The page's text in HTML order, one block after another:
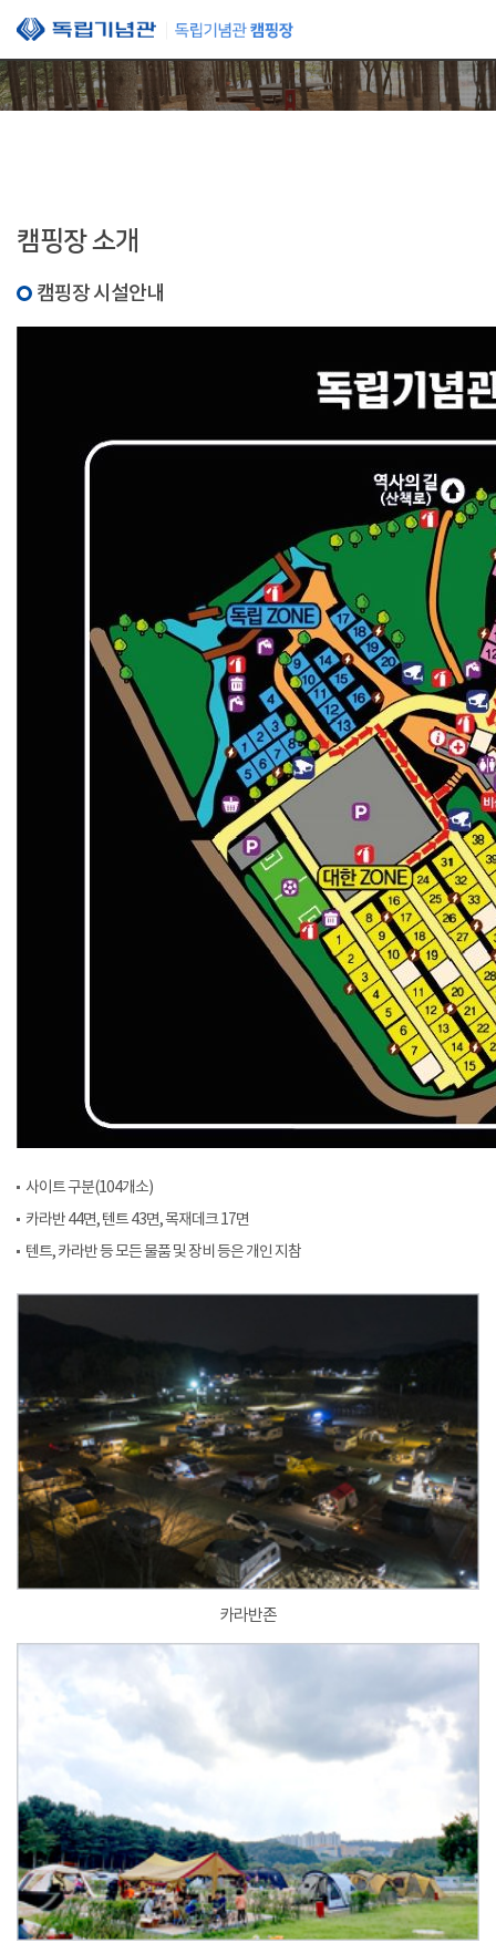
본문 바로가기
캠핑장 소개
캠핑장 시설안내
사이트 구분(104개소)
카라반 44면, 텐트 43면, 목재데크 17면
텐트, 카라반 등 모든 물품 및 장비 등은 개인 지참
카라반존